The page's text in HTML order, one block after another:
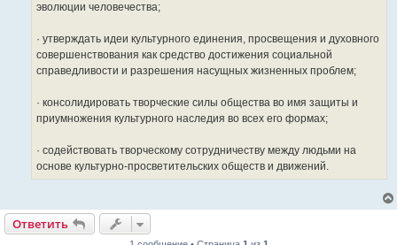
эволюции человечества;
· утверждать идеи культурного единения, просвещения и духовного
совершенствования как средство достижения социальной
справедливости и разрешения насущных жизненных проблем;
· консолидировать творческие силы общества во имя защиты и
приумножения культурного наследия во всех его формах;
· содействовать творческому сотрудничеству между людьми на
основе культурно-просветительских обществ и движений.
Ответить